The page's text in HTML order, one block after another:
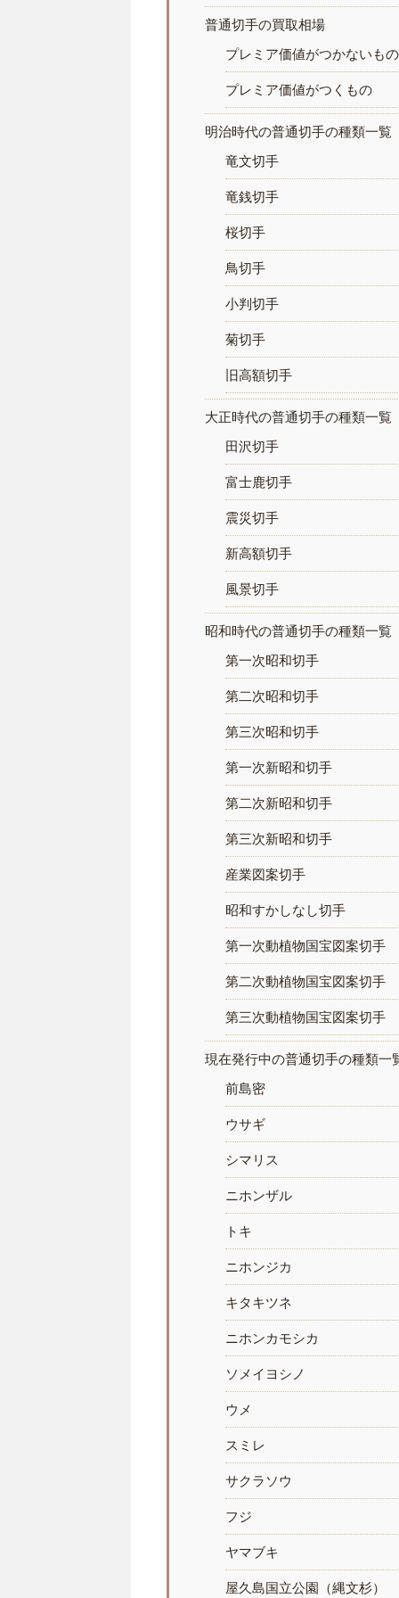
普通切手の買取相場
プレミア価値がつかないもの
プレミア価値がつくもの
明治時代の普通切手の種類一覧
竜文切手
竜銭切手
桜切手
鳥切手
小判切手
菊切手
旧高額切手
大正時代の普通切手の種類一覧
田沢切手
富士鹿切手
震災切手
新高額切手
風景切手
昭和時代の普通切手の種類一覧
第一次昭和切手
第二次昭和切手
第三次昭和切手
第一次新昭和切手
第二次新昭和切手
第三次新昭和切手
産業図案切手
昭和すかしなし切手
第一次動植物国宝図案切手
第二次動植物国宝図案切手
第三次動植物国宝図案切手
現在発行中の普通切手の種類一
前島密
ウサギ
シマリス
ニホンザル
トキ
ニホンジカ
キタキツネ
ニホンカモシカ
ソメイヨシノ
ウメ
スミレ
サクラソウ
フジ
ヤマブキ
屋久島国立公園（縄文杉）